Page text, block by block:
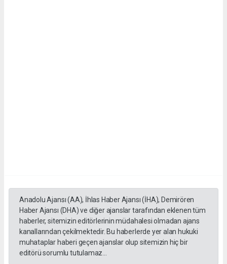
Anadolu Ajansı (AA), İhlas Haber Ajansı (İHA), Demirören
Haber Ajansı (DHA) ve diğer ajanslar tarafından eklenen tüm
haberler, sitemizin editörlerinin müdahalesi olmadan ajans
kanallarından çekilmektedir. Bu haberlerde yer alan hukuki
muhataplar haberi geçen ajanslar olup sitemizin hiç bir
editörü sorumlu tutulamaz...